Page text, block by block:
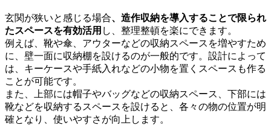
玄関が狭いと感じる場合、造作収納を導入することで限られ
たスペースを有効活用 し、整理整頓を楽にできます。
例えば、靴や傘、アウターなどの収納スペースを増やすため
に、壁一面に収納棚を設けるのが一般的です。設計によって
は、キーケースや手紙入れなどの小物を置くスペースも作る
ことが可能です。
また、上部には帽子やバッグなどの収納スペース、下部には
靴などを収納するスペースを設けると、各々の物の位置が明
確となり、使いやすさが向上します。